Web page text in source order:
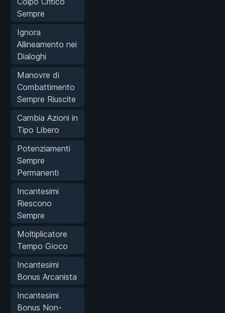
Sempre
Ignora
Allineamento nei
Dialoghi
Manovre di
Combattimento
Sempre Riuscite
Cambia Azioni in
Tipo Libero
Potenziamenti
Sempre
Permanenti
Incantesimi
Riescono
Sempre
Moltiplicatore
Tempo Gioco
Incantesimi
Bonus Arcanista
Incantesimi
Bonus Non-